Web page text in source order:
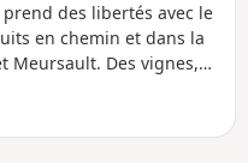
des libertés avec le
en chemin et dans la
Meursault. Des vignes,